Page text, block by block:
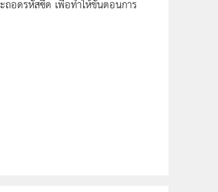
ะถอดรหัสซีด เพื่อทำให้ขั้นตอนการ